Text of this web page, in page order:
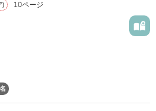
ました
胸が熱くなりました
気になり始めて…？
) 10ページ
・ 」